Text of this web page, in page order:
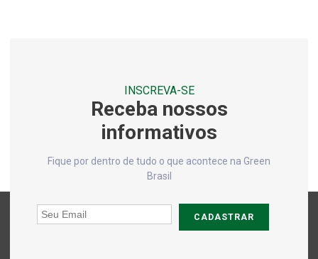
Análise de solo química e física
Análise de solo e sedimentos
Análises físico químicas do solo
Análises físico químicas rj
INSCREVA-SE
Receba nossos
informativos
Fique por dentro de tudo o que acontece na Green
Brasil
CADASTRAR